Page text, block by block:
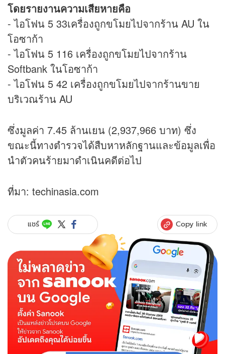
โดยรายงานความเสียหายคือ
- ไอโฟน 5 33เครื่องถูกขโมยไปจากร้าน AU ใน
โอซาก้า
- ไอโฟน 5 116 เครื่องถูกขโมยไปจากร้าน
Softbank ในโอซาก้า
- ไอโฟน 5 42 เครื่องถูกขโมยไปจากร้านขาย
บริเวณร้าน AU
ซึ่งมูลค่า 7.45 ล้านเยน (2,937,966 บาท) ซึ่ง
ขณะนี้ทางตำรวจได้สืบหาหลักฐานและข้อมูลเพื่อ
นำตัวคนร้ายมาดำเนินคดีต่อไป
ที่มา: techinasia.com
แชร์ Copy link